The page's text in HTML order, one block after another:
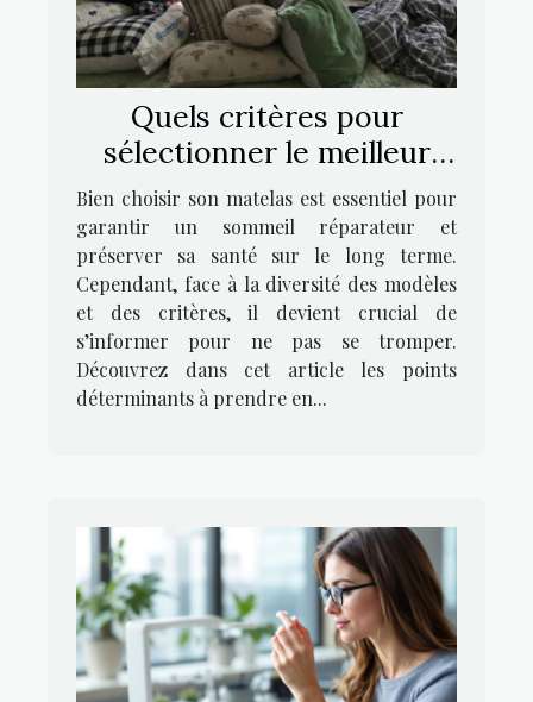
Quels critères pour
sélectionner le meilleur
matelas pour un repos
optimal ?
Bien choisir son matelas est essentiel pour
garantir un sommeil réparateur et
préserver sa santé sur le long terme.
Cependant, face à la diversité des modèles
et des critères, il devient crucial de
s’informer pour ne pas se tromper.
Découvrez dans cet article les points
déterminants à prendre en...